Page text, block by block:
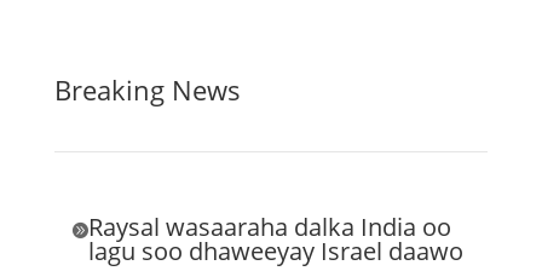
Breaking News
Raysal wasaaraha dalka India oo
lagu soo dhaweeyay Israel daawo